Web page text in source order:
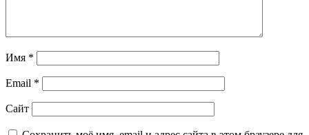
Имя *
Email *
Сайт